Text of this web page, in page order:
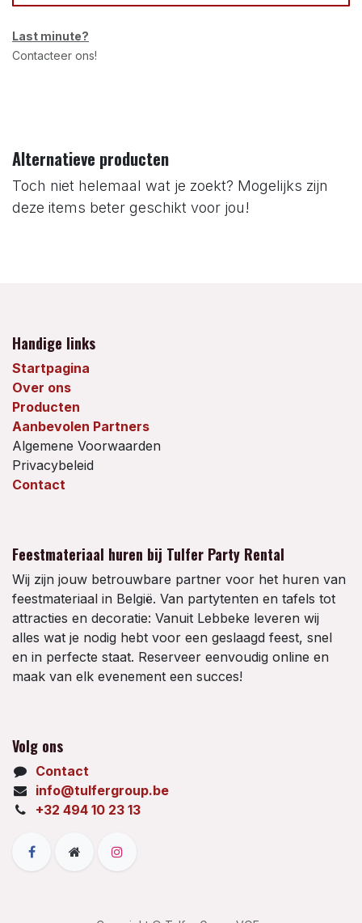
Last minute?
Contacteer ons!
Alternatieve producten
Toch niet helemaal wat je zoekt? Mogelijks zijn
deze items beter geschikt voor jou!
Handige links
Startpagina
Over ons
Producten
Aanbevolen Partners
Algemene Voorwaarden
Privacybeleid
Contact
Feestmateriaal huren bij Tulfer Party Rental
Wij zijn jouw betrouwbare partner voor het huren van
feestmateriaal in België. Van partytenten en tafels tot
attracties en decoratie: Vanuit Lebbeke leveren wij
alles wat je nodig hebt voor een geslaagd feest, snel
en in perfecte staat. Reserveer eenvoudig online en
maak van elk evenement een succes!
Volg ons
Contact
info@tulfergroup.be
+32 494 10 23 13